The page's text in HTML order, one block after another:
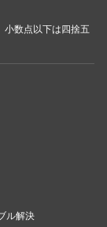
数点以下は四捨五
ル解決